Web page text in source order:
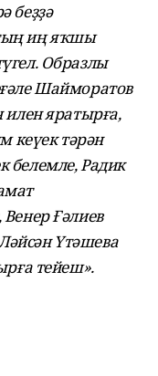
беҙҙә
иң яҡшы
Образлы
Шайморатов
илен яратырға,
кеүек тәрән
белемле, Радик
Ғәлиев
Үтәшева
тейеш».